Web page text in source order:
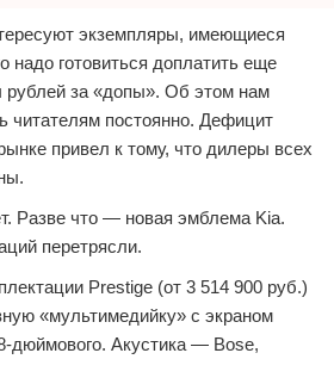
экземпляры, имеющиеся
надо готовиться доплатить еще
рублей за «допы». Об этом нам
читателям постоянно. Дефицит
привел к тому, что дилеры всех
Разве что — новая эмблема Kia.
перетрясли.
Prestige (от 3 514 900 руб.)
«мультимедийку» с экраном
дюймового. Акустика — Bose,